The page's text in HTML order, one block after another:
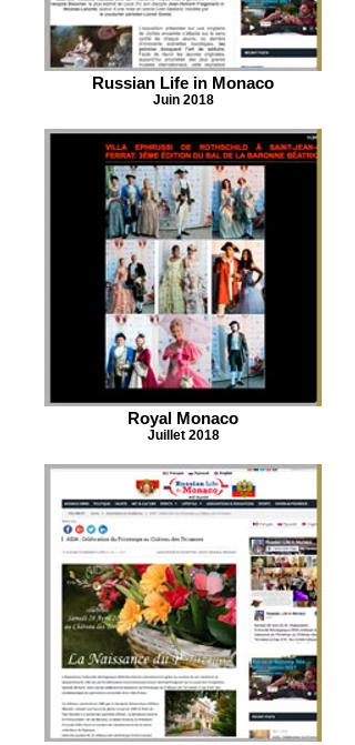
Russian Life in Monaco
Juin 2018
Royal Monaco
Juillet 2018